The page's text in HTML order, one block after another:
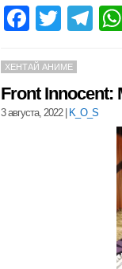
ХЕНТАЙ АНИМЕ
Front Innocent:
3 августа, 2022| K_O_S